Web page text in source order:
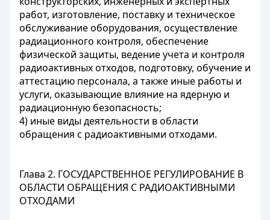
работ, изготовление, поставку и техническое
обслуживание оборудования, осуществление
радиационного контроля, обеспечение
физической защиты, ведение учета и контроля
радиоактивных отходов, подготовку, обучение и
аттестацию персонала, а также иные работы и
услуги, оказывающие влияние на ядерную и
радиационную безопасность;
4) иные виды деятельности в области
обращения с радиоактивными отходами.
Глава 2. ГОСУДАРСТВЕННОЕ РЕГУЛИРОВАНИЕ В
ОБЛАСТИ ОБРАЩЕНИЯ С РАДИОАКТИВНЫМИ
ОТХОДАМИ